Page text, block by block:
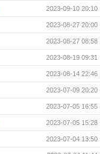
2023-09-10 20:10
2023-08-27 20:00
2023-08-27 08:58
2023-08-19 09:31
2023-08-14 22:46
2023-07-09 20:20
2023-07-05 16:55
2023-07-05 15:28
2023-07-04 13:50